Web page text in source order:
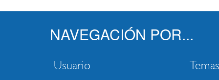
NAVEGACIÓN POR...
Usuario Temas